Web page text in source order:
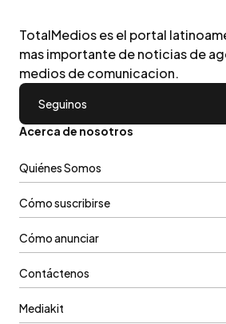
TotalMedios es el portal
mas importante de noticias de
medios de comunicacion.
Seguinos
Acerca de nosotros
Quiénes Somos
Cómo suscribirse
Cómo anunciar
Contáctenos
Mediakit